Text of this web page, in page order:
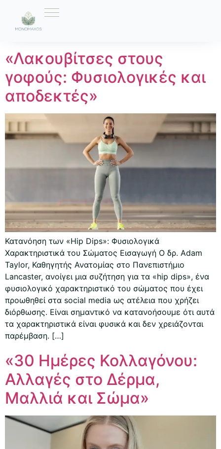
Ετικέτα:
«Λακουβίτσες στους
γοφούς: Φυσιολογικές και
αποδεκτές»
Κατανόηση των «Hip Dips»: Φυσιολογικά
Χαρακτηριστικά του Σώματος Εισαγωγή Ο δρ. Adam
Taylor, Καθηγητής Ανατομίας στο Πανεπιστήμιο
Lancaster, ανοίγει μια συζήτηση για τα «hip dips», ένα
φυσιολογικό χαρακτηριστικό του σώματος που έχει
προωθηθεί στα social media ως ατέλεια που χρήζει
διόρθωσης. Είναι σημαντικό να κατανοήσουμε ότι αυτά
τα χαρακτηριστικά είναι φυσικά και δεν χρειάζονται
παρέμβαση. […]
«30 Ημέρες Κολλαγόνου:
Αλλαγές στο Δέρμα,
Μαλλιά και Σώμα»